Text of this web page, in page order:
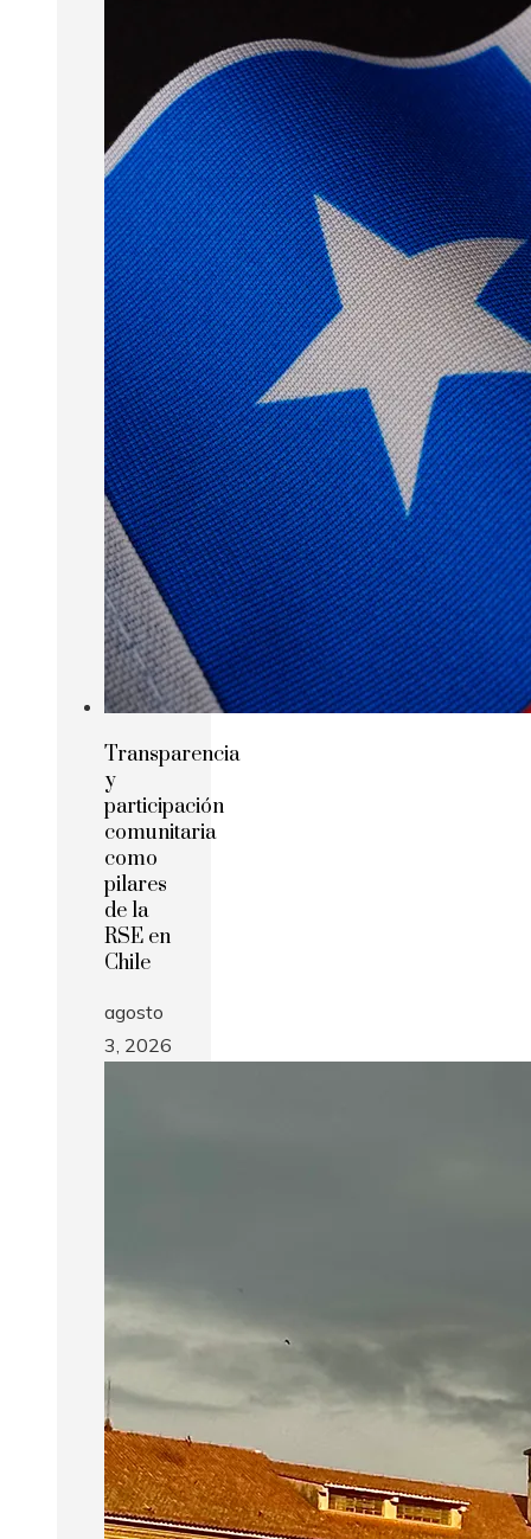
Transparencia
y
participación
comunitaria
como
pilares
de la
RSE en
Chile
agosto
3, 2026